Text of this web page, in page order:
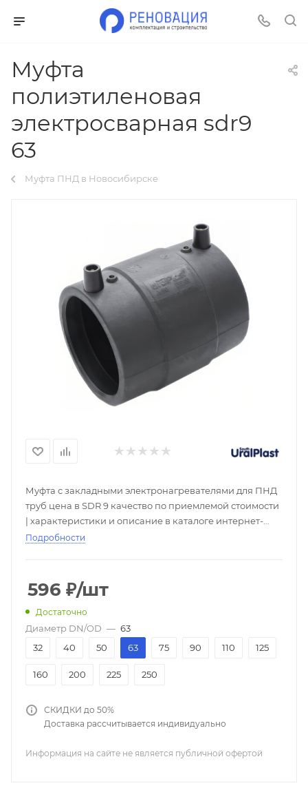
Муфта
полиэтиленовая
электросварная sdr9
63
Муфта ПНД в Новосибирске
Муфта с закладными электронагревателями для ПНД
труб цена в SDR 9 качество по приемлемой стоимости
| характеристики и описание в каталоге интернет-
магазина РСК Реновация. Купить ПЭ муфты со
выбор - ☎
Подробности
596 ₽/шт
Достаточно
Диаметр DN/OD — 63
32
40 50 63 75 90 110 125
160 200 225 250
СКИДКИ до 50%
Доставка рассчитывается индивидуально
Информация на сайте не является публичной офертой